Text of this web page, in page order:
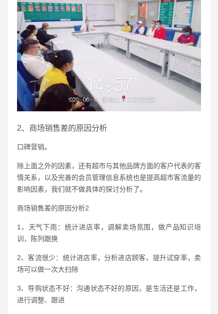
2、商场销售差的原因分析
口碑营销。
除上面之外的因素，还有超市与其他品牌方面的客户代表的客
情关系，以及完善的会员管理信息系统也是提高超市客流量的
影响因素，我们就不做具体的探讨分析了。
商场销售差的原因分析2
1、天气下雨：统计进店率，调解卖场氛围，做产品知识培
训，陈列跟换
2、客流很少：统计进店率，分析进店顾客，提升试穿率，卖
场可以做一次大扫除
3、导购状态不好：沟通状态不好的原因，是生活还是工作，
进行调整、跟进